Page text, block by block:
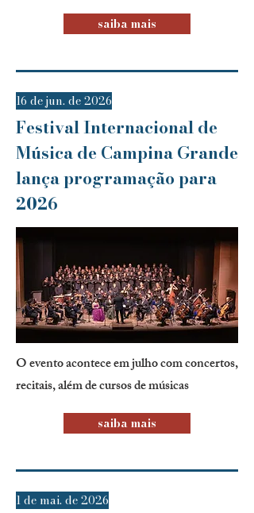
saiba mais
16 de jun. de 2026
Festival Internacional de
Música de Campina Grande
lança programação para
2026
O evento acontece em julho com concertos,
recitais, além de cursos de músicas
saiba mais
1 de mai. de 2026